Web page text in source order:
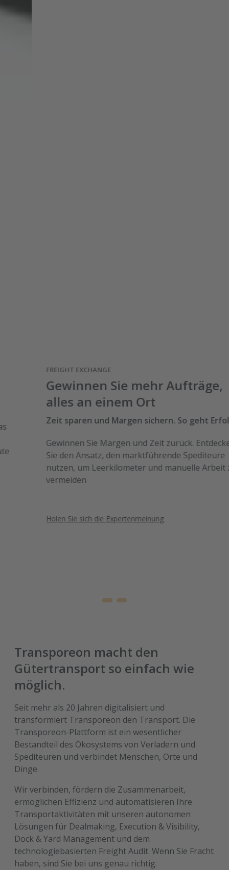
FREIGHT EXCHANGE
Gewinnen Sie mehr Aufträge,
alles an einem Ort
Zeit sparen und Margen sichern. So geht Erfolg.
Gewinnen Sie Margen und Zeit zurück. Entdecken
Sie den Ansatz, den marktführende Spediteure
nutzen, um Leerkilometer und manuelle Arbeit zu
vermeiden
Holen Sie sich die Expertenmeinung
Transporeon macht den
Gütertransport so einfach wie
möglich.
Seit mehr als 20 Jahren digitalisiert und
transformiert Transporeon den Transport. Die
Transporeon-Plattform ist ein wesentlicher
Bestandteil des Ökosystems von Verladern und
Spediteuren und verbindet Menschen, Orte und
Dinge.
Wir verbinden, fördern die Zusammenarbeit,
ermöglichen Effizienz und automatisieren Ihre
Transportaktivitäten mit unseren autonomen
Lösungen für Dealmaking, Execution & Visibility,
Dock & Yard Management und dem
technologiebasierten Freight Audit. Wenn Sie Fracht
haben, sind Sie bei uns genau richtig.